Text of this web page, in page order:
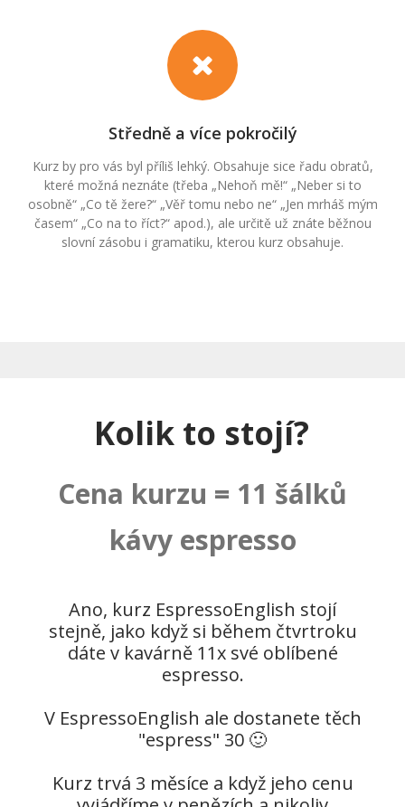
Středně a více pokročilý
Kurz by pro vás byl příliš lehký. Obsahuje sice řadu obratů,
které možná neznáte (třeba „Nehoň mě!“ „Neber si to
osobně“ „Co tě žere?“ „Věř tomu nebo ne“ „Jen mrháš mým
časem“ „Co na to říct?“ apod.), ale určitě už znáte běžnou
slovní zásobu i gramatiku, kterou kurz obsahuje.
Kolik to stojí?
Cena kurzu = 11 šálků
kávy espresso
Ano, kurz EspressoEnglish stojí
stejně, jako když si během čtvrtroku
dáte v kavárně 11x své oblíbené
espresso.
V EspressoEnglish ale dostanete těch
"espress" 30 🙂
Kurz trvá 3 měsíce a když jeho cenu